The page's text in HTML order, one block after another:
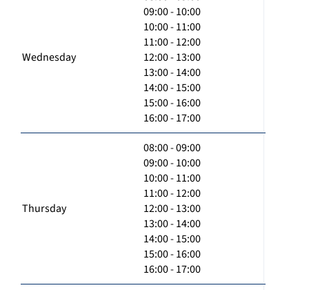
Wednesday
09:00 - 10:00
10:00 - 11:00
11:00 - 12:00
12:00 - 13:00
13:00 - 14:00
14:00 - 15:00
15:00 - 16:00
16:00 - 17:00
Thursday
08:00 - 09:00
09:00 - 10:00
10:00 - 11:00
11:00 - 12:00
12:00 - 13:00
13:00 - 14:00
14:00 - 15:00
15:00 - 16:00
16:00 - 17:00